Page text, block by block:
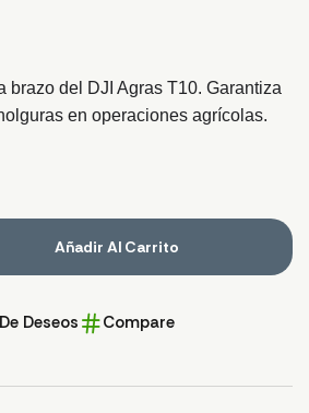
brazo del DJI Agras T10. Garantiza
en operaciones agrícolas.
Añadir Al Carrito
Compare
Deseos